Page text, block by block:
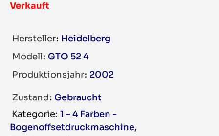
Verkauft
Hersteller Heidelberg
Modell GTO 52 4
Produktionsjahr 2002
Zustand Gebraucht
1 - 4 Farben -
Bogenoffsetdruckmaschine
,